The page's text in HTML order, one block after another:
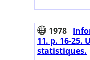
1978
11. p. 16-25.
statistiques.